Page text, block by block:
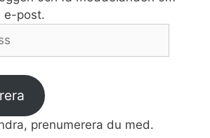
e-post.
prenumerera du med.